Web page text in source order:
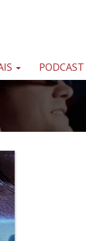
PODCAST